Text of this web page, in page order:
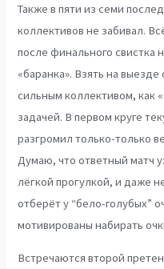
Также в пяти из семи
коллективов не забивал.
после финального свистка
«баранка». Взять на
сильным коллективом, как
задачей. В первом круге
разгромил только-только
Думаю, что ответный матч
лёгкой прогулкой, и даже
отберёт у “бело-голубых”
мотивированы набирать
Встречаются второй